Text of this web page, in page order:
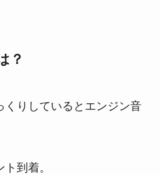
？
くりしているとエンジン音
到着。